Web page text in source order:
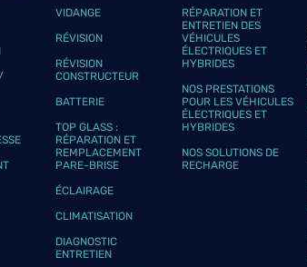
VIDANGE
RÉVISION
RÉVISION
CONSTRUCTEUR
BATTERIE
TOP GLASS :
RÉPARATION ET
REMPLACEMENT
PARE-BRISE
ÉCLAIRAGE
CLIMATISATION
DIAGNOSTIC
ENTRETIEN
RÉPARATION ET
ENTRETIEN DES
VÉHICULES
ÉLECTRIQUES ET
HYBRIDES
NOS PRESTATIONS
POUR LES VÉHICULES
ÉLECTRIQUES ET
HYBRIDES
NOS SOLUTIONS DE
RECHARGE